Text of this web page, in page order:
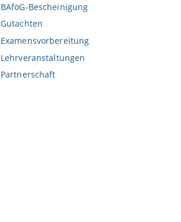
BAföG-Bescheinigung
Gutachten
Examensvorbereitung
Lehrveranstaltungen
Partnerschaft